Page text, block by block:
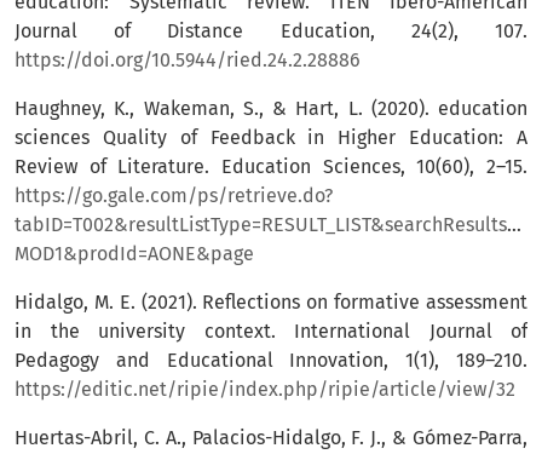
Journal of Distance Education, 24(2), 107.
https://doi.org/10.5944/ried.24.2.28886
Haughney, K., Wakeman, S., & Hart, L. (2020). education
sciences Quality of Feedback in Higher Education: A
Review of Literature. Education Sciences, 10(60), 2–15.
https://go.gale.com/ps/retrieve.do?
MOD1&prodId=AONE&page
Hidalgo, M. E. (2021). Reflections on formative assessment
in the university context. International Journal of
Pedagogy and Educational Innovation, 1(1), 189–210.
https://editic.net/ripie/index.php/ripie/article/view/32
Huertas-Abril, C. A., Palacios-Hidalgo, F. J., & Gómez-Parra,